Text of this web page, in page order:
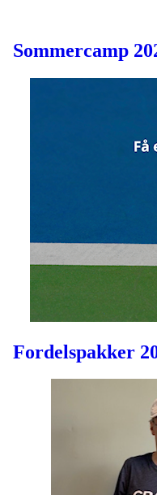
Sommercamp
Fordelspakker